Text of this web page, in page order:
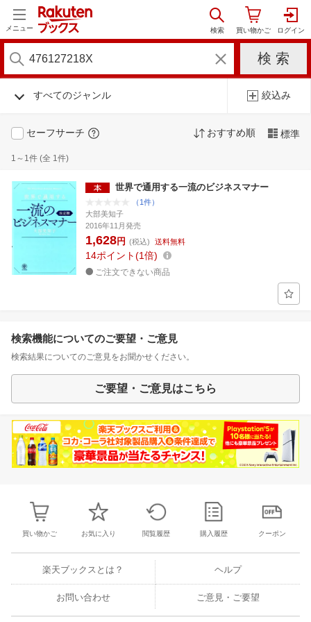
メニュー
すべてのジャンル 絞込み
セーフサーチ おすすめ順 標準
1～1件 (全 1件)
世界で通用する一流のビジネスマナー
（1件）
大部美知子
2016年11月発売
1,628円 (税込) 送料無料
14ポイント 1倍
ご注文できない商品
検索機能についてのご要望・ご意見
検索結果についてのご意見をお聞かせください。
ご要望・ご意見はこちら
買い物かご お気に入り 閲覧履歴 購入履歴 クーポン
楽天ブックスとは？ ヘルプ
お問い合わせ ご意見・ご要望